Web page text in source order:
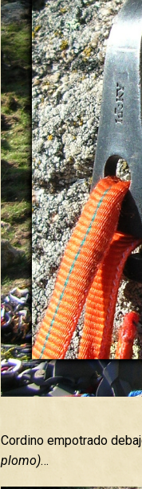
Cordino empotrado
plomo)…